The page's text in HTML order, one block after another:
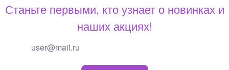
Станьте первыми, кто узнает о новинках и
наших акциях!